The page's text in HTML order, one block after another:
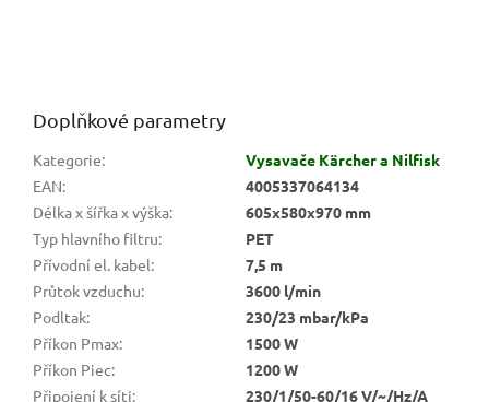
Doplňkové parametry
Kategorie:
Vysavače Kärcher a Nilfisk
EAN:
4005337064134
Délka x šířka x výška:
605x580x970 mm
Typ hlavního filtru:
PET
Přívodní el. kabel:
7,5 m
Průtok vzduchu:
3600 l/min
Podltak:
230/23 mbar/kPa
Příkon Pmax:
1500 W
Příkon Piec:
1200 W
Připojení k síti:
230/1/50-60/16 V/~/Hz/A